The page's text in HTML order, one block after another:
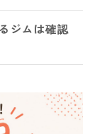
ジムは確認